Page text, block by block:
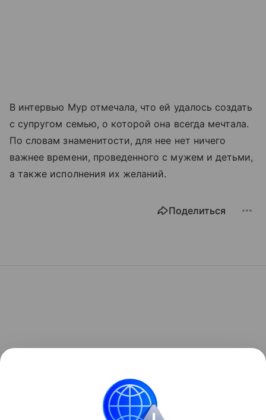
В интервью Мур отмечала, что ей удалось создать
с супругом семью, о которой она всегда мечтала.
По словам знаменитости, для нее нет ничего
важнее времени, проведенного с мужем и детьми,
а также исполнения их желаний.
Поделиться